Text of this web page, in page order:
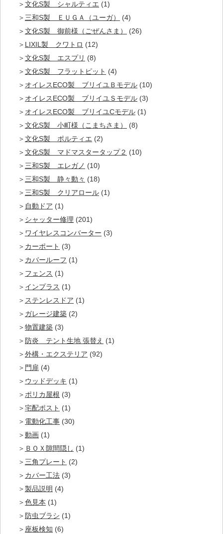
文化S製 シャルティエ (1)
三和S製 ＥＵＧＡ（ユーガ）
(4)
文化S製 御前様（ごぜんさま）
(26)
LIXIL製 クワトロ (12)
文化S製 エスプリ (8)
文化S製 フラットピット (4)
オイレスECO製 ブリイユＢモデル (10)
オイレスECO製 ブリイユＳモデル (3)
オイレスECO製 ブリイユCモデル (1)
文化S製 小町様（こまちさま）
(8)
文化S製 ポルティエ (2)
文化S製 マドマスタータップ２ (10)
三和S製 エレガノ (10)
三和S製 静々動々 (18)
三和S製 クリアロール (1)
自動ドア (1)
シャッター修理 (201)
ワイヤレスコンバーター (3)
カーポート (3)
カバールーフ (1)
フェンス (1)
インプラス (1)
ステンレスドア (1)
ガレージ建築 (2)
物置建築 (3)
防炎 テント生地 張替え (1)
外構・エクステリア (92)
門扉 (4)
ウッドデッキ (1)
ポリカ屋根 (3)
宅配ポスト (1)
電動化工事 (30)
動画 (1)
ＢＯＸ隙間隠し (1)
三角プレート (2)
カバー工法 (3)
製品説明 (4)
色見本 (1)
防虫ブラシ (1)
座板検知 (6)